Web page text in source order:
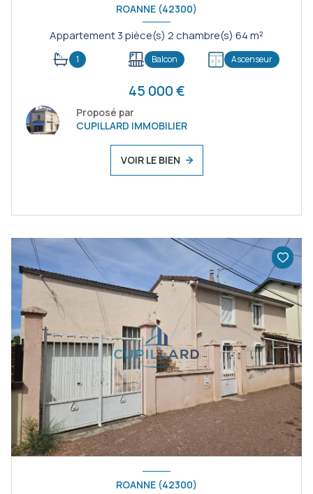
ROANNE (42300)
Appartement 3 pièce(s) 2 chambre(s) 64 m²
1 Balcon Ascenseur
45 000 €
Proposé par
CUPILLARD IMMOBILIER
VOIR LE BIEN
ROANNE (42300)